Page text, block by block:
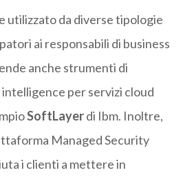
utilizzato da diverse tipologie
ai responsabili di business
anche strumenti di
per servizi cloud
SoftLayerdi Ibm. Inoltre,
Managed Security
i clienti a mettere in